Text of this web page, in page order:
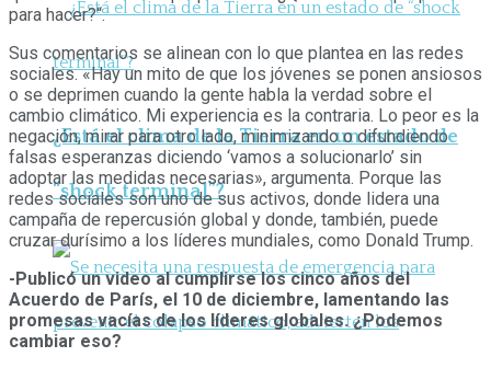
¿Está el clima de la Tierra en un estado de
“shock terminal”?
para hacer?“.
Sus comentarios se alinean con lo que plantea en las redes
sociales. «Hay un mito de que los jóvenes se ponen ansiosos
o se deprimen cuando la gente habla la verdad sobre el
cambio climático. Mi experiencia es la contraria. Lo peor es la
negación, mirar para otro lado, minimizando o difundiendo
falsas esperanzas diciendo ‘vamos a solucionarlo’ sin
adoptar las medidas necesarias», argumenta. Porque las
redes sociales son uno de sus activos, donde lidera una
campaña de repercusión global y donde, también, puede
cruzar durísimo a los líderes mundiales, como Donald Trump.
-Publicó un video al cumplirse los cinco años del
Acuerdo de París, el 10 de diciembre, lamentando las
promesas vacías de los líderes globales. ¿Podemos
cambiar eso?